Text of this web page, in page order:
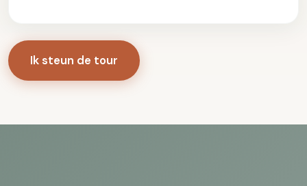
Ik steun de tour